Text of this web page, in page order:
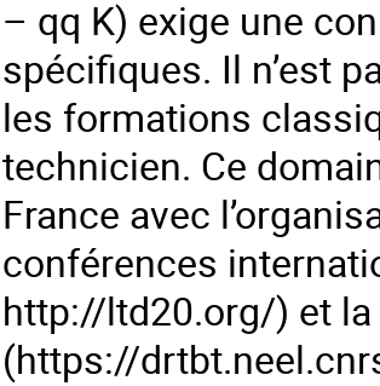
– qq K) exige une
spécifiques. Il n’est
les formations
technicien. Ce
France avec
conférences
http://ltd20.org/) et la
(https://